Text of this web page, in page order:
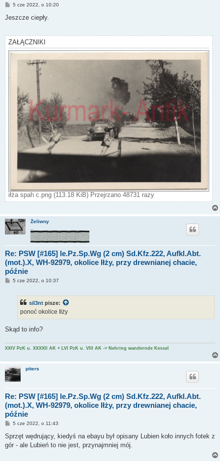
P
s
5 cze 2022, o 10:20
Jeszcze ciepły.
ZAŁĄCZNIKI
iłża spah c.png (113.18 KiB) Przejrzano 48731 razy
Żeliwny
Re: PSW [#165] le.Pz.Sp.Wg (2 cm) Sd.Kfz.222, Aufkl.Abt.
(mot.).X, WH-92979, okolice Iłży, przy drewnianej chacie,
późnie
P5 cze 2022, o 10:37
sil3nt pisze:
ponoć okolice Iłży
Skąd to info?
XXIV PzK u. XXXXII AK + LVI PzK u. VIII AK -> Nehring wandernde Kessel
piters
Re: PSW [#165] le.Pz.Sp.Wg (2 cm) Sd.Kfz.222, Aufkl.Abt.
(mot.).X, WH-92979, okolice Iłży, przy drewnianej chacie,
późnie
P
s
5 cze 2022, o 11:43
Sprzęt wędrujący, kiedyś na ebayu był opisany Lubien koło innych fotek z
gór - ale Lubień to nie jest, przynajmniej mój.